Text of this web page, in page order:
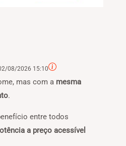
08/2026 15:10
mas com a mesma
.
entre todos
a preço acessível